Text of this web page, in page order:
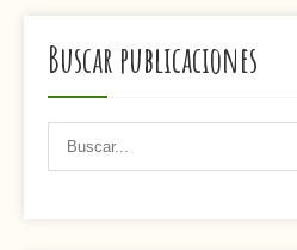
Buscar publicaciones